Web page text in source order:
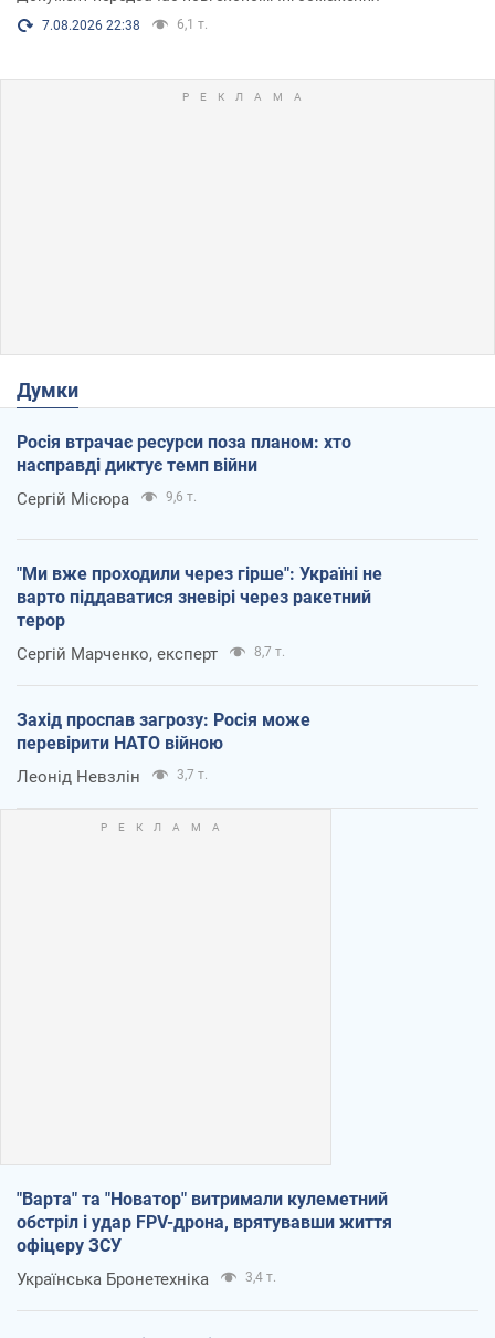
7.08.2026 22:38 6,1 т.
Думки
Росія втрачає ресурси поза планом: хто
насправді диктує темп війни
Сергій Місюра 9,6 т.
"Ми вже проходили через гірше": Україні не
варто піддаватися зневірі через ракетний
терор
Сергій Марченко, експерт 8,7 т.
Захід проспав загрозу: Росія може
перевірити НАТО війною
Леонід Невзлін 3,7 т.
"Варта" та "Новатор" витримали кулеметний
обстріл і удар FPV-дрона, врятувавши життя
офіцеру ЗСУ
Українська Бронетехніка 3,4 т.